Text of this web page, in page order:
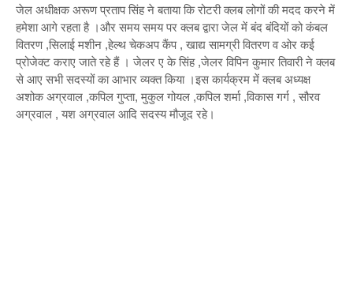
जेल अधीक्षक अरूण प्रताप सिंह ने बताया कि रोटरी क्लब लोगों की मदद करने में
हमेशा आगे रहता है ।और समय समय पर क्लब द्वारा जेल में बंद बंदियों को कंबल
वितरण ,सिलाई मशीन ,हेल्थ चेकअप कैंप , खाद्य सामग्री वितरण व ओर कई
प्रोजेक्ट कराए जाते रहे हैं । जेलर ए के सिंह ,जेलर विपिन कुमार तिवारी ने क्लब
से आए सभी सदस्यों का आभार व्यक्त किया ।इस कार्यक्रम में क्लब अध्यक्ष
अशोक अग्रवाल ,कपिल गुप्ता, मुकुल गोयल ,कपिल शर्मा ,विकास गर्ग , सौरव
अग्रवाल , यश अग्रवाल आदि सदस्य मौजूद रहे।